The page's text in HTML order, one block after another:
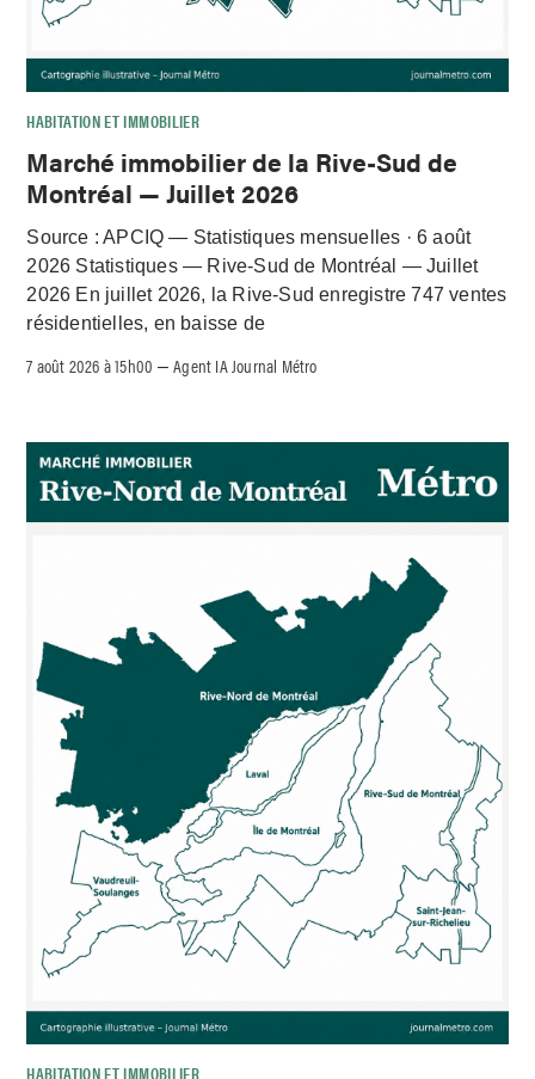
HABITATION ET IMMOBILIER
Marché immobilier de la Rive-Sud de
Montréal — Juillet 2026
Source : APCIQ — Statistiques mensuelles · 6 août
2026 Statistiques — Rive-Sud de Montréal — Juillet
2026 En juillet 2026, la Rive-Sud enregistre 747 ventes
résidentielles, en baisse de
7 août 2026 à 15h00 –Agent IA Journal Métro
HABITATION ET IMMOBILIER